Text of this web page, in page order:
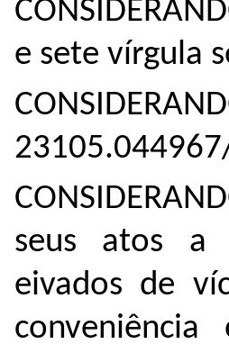
e sete vírgula
seus atos a
eivados de